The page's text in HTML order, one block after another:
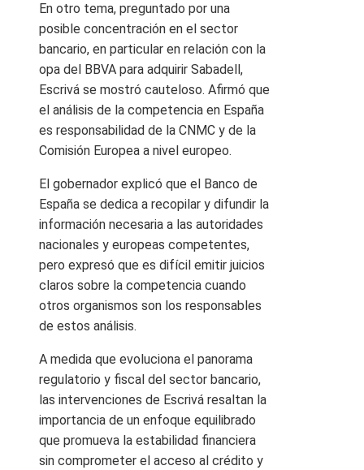
En otro tema, preguntado por una
posible concentración en el sector
bancario, en particular en relación con la
opa del BBVA para adquirir Sabadell,
Escrivá se mostró cauteloso. Afirmó que
el análisis de la competencia en España
es responsabilidad de la CNMC y de la
Comisión Europea a nivel europeo.
El gobernador explicó que el Banco de
España se dedica a recopilar y difundir la
información necesaria a las autoridades
nacionales y europeas competentes,
pero expresó que es difícil emitir juicios
claros sobre la competencia cuando
otros organismos son los responsables
de estos análisis.
A medida que evoluciona el panorama
regulatorio y fiscal del sector bancario,
las intervenciones de Escrivá resaltan la
importancia de un enfoque equilibrado
que promueva la estabilidad financiera
sin comprometer el acceso al crédito y